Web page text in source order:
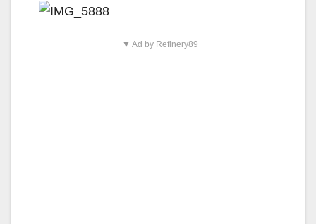
▼ Ad by Refinery89